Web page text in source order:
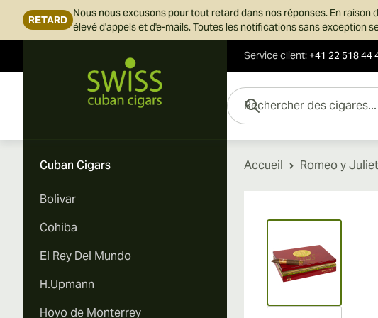
RETARD
Nous nous excusons pour tout retard dans nos réponses. En raison
élevé d'appels et d'e-mails. Toutes les notifications sans exception
Service client:+41 22 518 44
Rechercher des cigares...
Cuban Cigars
Bolivar
Cohiba
El Rey Del Mundo
H.Upmann
Hoyo de Monterrey
Accueil Romeo y
View larger